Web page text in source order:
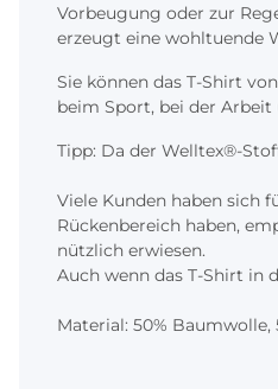
Vorbeugung oder zur
erzeugt eine wohltuende
Sie können das T-Shirt
beim Sport, bei der Arbeit
Tipp: Da der Welltex®-
Viele Kunden haben sich
Rückenbereich haben,
nützlich erwiesen.
Auch wenn das T-Shirt in
Material: 50% Baumwolle,